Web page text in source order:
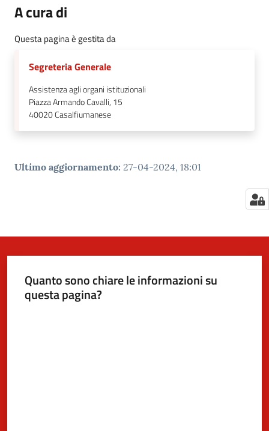
A cura di
Questa pagina è gestita da
Segreteria Generale
Assistenza agli organi istituzionali
Piazza Armando Cavalli, 15
40020Casalfiumanese
Ultimo aggiornamento: 27-04-2024, 18:01
Quanto sono chiare le informazioni su
questa pagina?